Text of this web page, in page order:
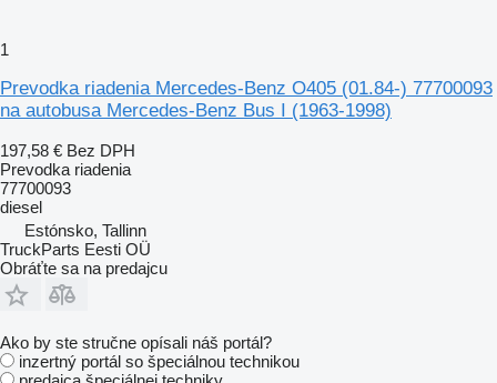
1
Prevodka riadenia Mercedes-Benz O405 (01.84-) 77700093
na autobusa Mercedes-Benz Bus I (1963-1998)
197,58 € Bez DPH
Prevodka riadenia
77700093
diesel
Estónsko, Tallinn
TruckParts Eesti OÜ
Obráťte sa na predajcu
Ako by ste stručne opísali náš portál?
inzertný portál so špeciálnou technikou